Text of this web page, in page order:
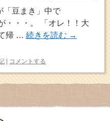
「豆まき」中で
・・・。 「オレ！！大
帰 … 続きを読む →
| コメントする